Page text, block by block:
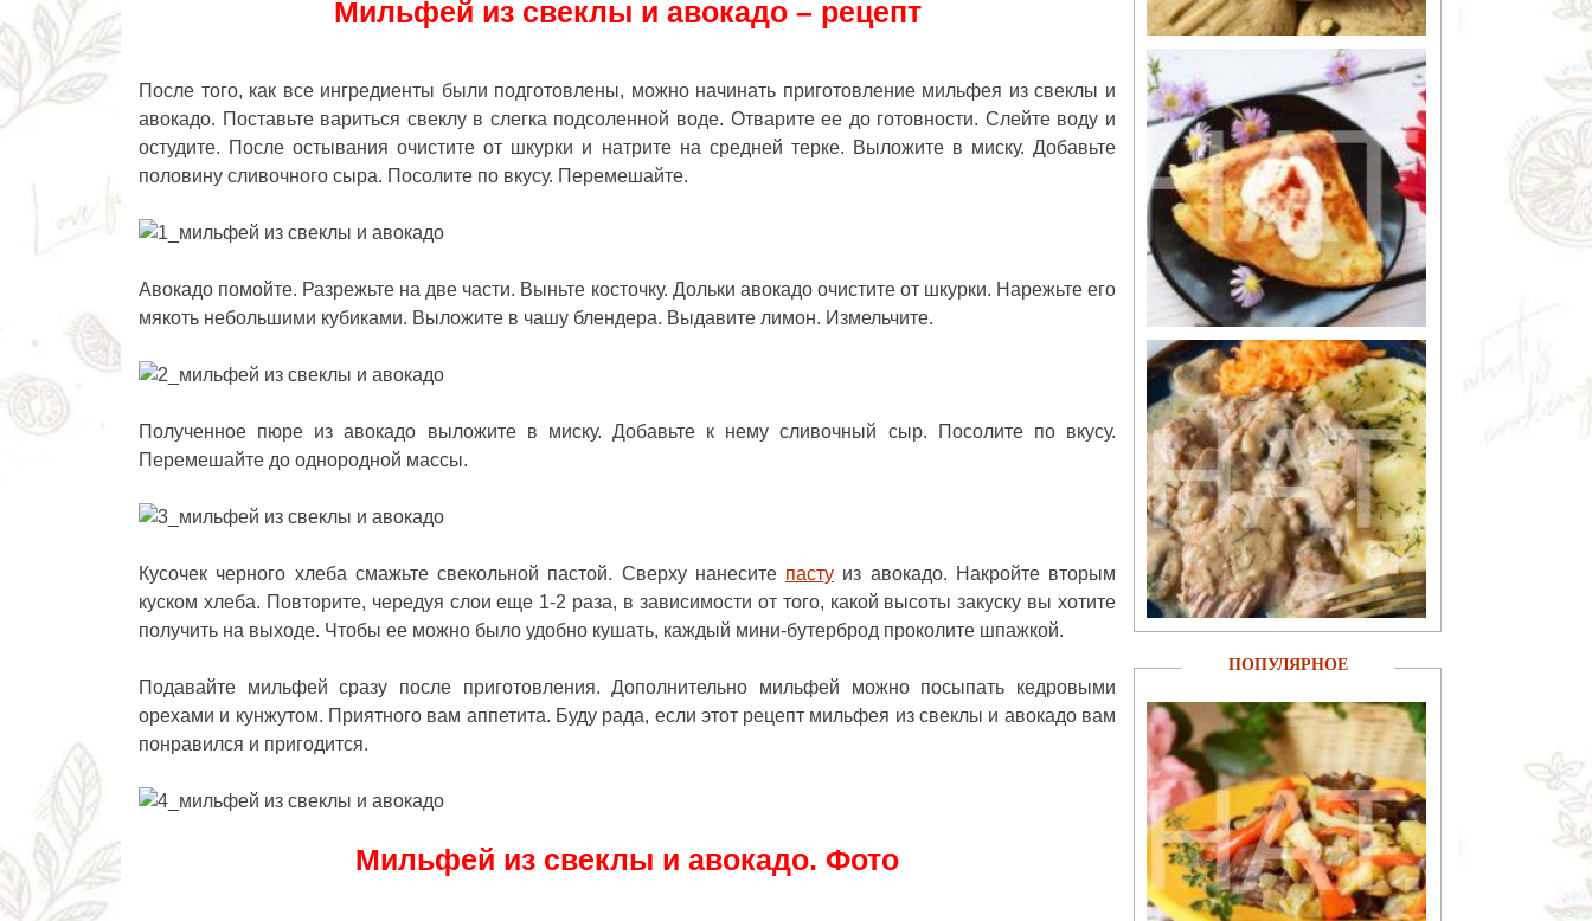
Мильфей из свеклы и авокадо – рецепт
После того, как все ингредиенты были подготовлены, можно начинать приготовление мильфея из свеклы и
авокадо. Поставьте вариться свеклу в слегка подсоленной воде. Отварите ее до готовности. Слейте воду и
остудите. После остывания очистите от шкурки и натрите на средней терке. Выложите в миску. Добавьте
половину сливочного сыра. Посолите по вкусу. Перемешайте.
Авокадо помойте. Разрежьте на две части. Выньте косточку. Дольки авокадо очистите от шкурки. Нарежьте его
мякоть небольшими кубиками. Выложите в чашу блендера. Выдавите лимон. Измельчите.
Полученное пюре из авокадо выложите в миску. Добавьте к нему сливочный сыр. Посолите по вкусу.
Перемешайте до однородной массы.
Кусочек черного хлеба смажьте свекольной пастой. Сверху нанесите пасту из авокадо. Накройте вторым
куском хлеба. Повторите, чередуя слои еще 1-2 раза, в зависимости от того, какой высоты закуску вы хотите
получить на выходе. Чтобы ее можно было удобно кушать, каждый мини-бутерброд проколите шпажкой.
Подавайте мильфей сразу после приготовления. Дополнительно мильфей можно посыпать кедровыми
орехами и кунжутом. Приятного вам аппетита. Буду рада, если этот рецепт мильфея из свеклы и авокадовам
понравился и пригодится.
Мильфей из свеклы и авокадо. Фото
ПОПУЛЯРНОЕ